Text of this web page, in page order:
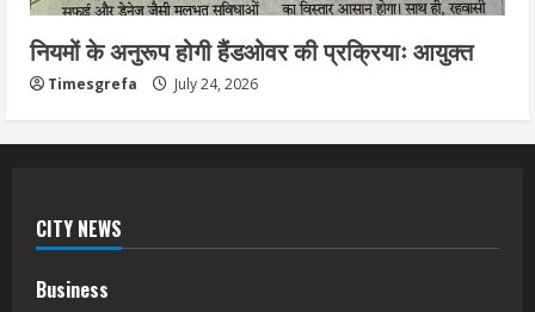
नियमों के अनुरूप होगी हैंडओवर की प्रक्रियाः आयुक्त
Timesgrefa July 24, 2026
CITY NEWS
Business